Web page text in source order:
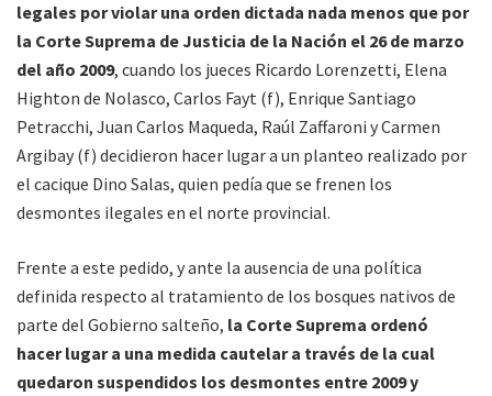
legales por violar una orden dictada nada menos que por
la Corte Suprema de Justicia de la Nación el 26 de marzo
del año 2009, cuando los jueces Ricardo Lorenzetti, Elena
Highton de Nolasco, Carlos Fayt (f), Enrique Santiago
Petracchi, Juan Carlos Maqueda, Raúl Zaffaroni y Carmen
Argibay (f) decidieron hacer lugar a un planteo realizado por
el cacique Dino Salas, quien pedía que se frenen los
desmontes ilegales en el norte provincial.
Frente a este pedido, y ante la ausencia de una política
definida respecto al tratamiento de los bosques nativos de
parte del Gobierno salteño, la Corte Suprema ordenó
hacer lugar a una medida cautelar a través de la cual
quedaron suspendidos los desmontes entre 2009 y